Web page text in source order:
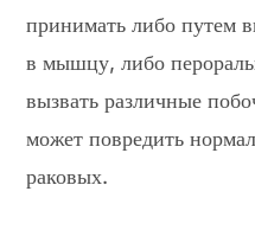
принимать либо путем
в мышцу, либо
вызвать различные
может повредить
раковых.